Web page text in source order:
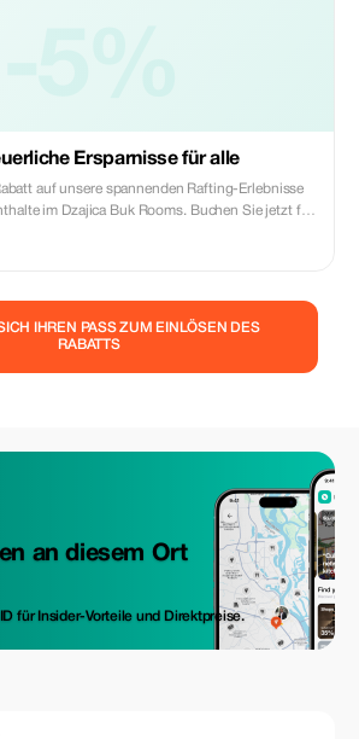
Ersparnisse für alle
auf unsere spannenden Rafting-Erlebnisse
im Dzajica Buk Rooms. Buchen Sie jetzt für
IHREN PASS ZUM EINLÖSEN DES
RABATTS
an diesem Ort
für Insider-Vorteile und Direktpreise.